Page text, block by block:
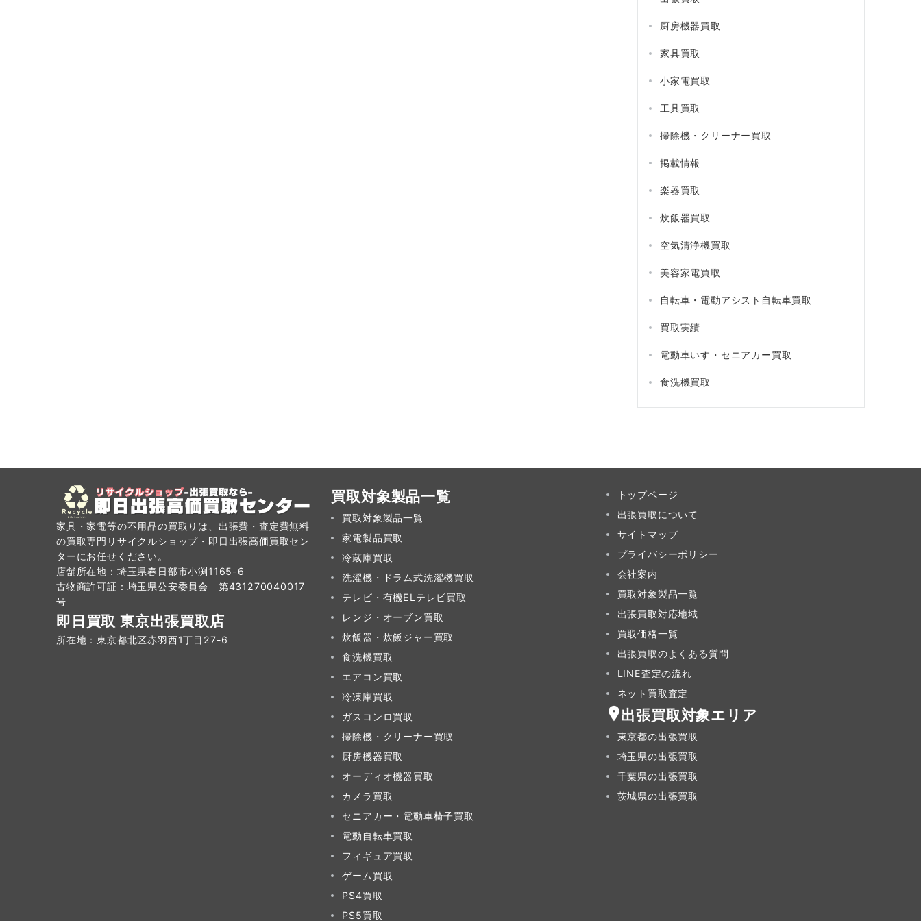
厨房機器買取
家具買取
小家電買取
工具買取
掃除機・クリーナー買取
掲載情報
楽器買取
炊飯器買取
空気清浄機買取
美容家電買取
自転車・電動アシスト自転車買取
買取実績
電動車いす・セニアカー買取
食洗機買取
家具・家電等の不用品の買取りは、出張費・査定費無料
の買取専門リサイクルショップ・即日出張高価買取セン
ターにお任せください。
店舗所在地：埼玉県春日部市小渕1165-6
古物商許可証：埼玉県公安委員会 第431270040017
号
即日買取 東京出張買取店
所在地：東京都北区赤羽西1丁目27-6
買取対象製品一覧
買取対象製品一覧
家電製品買取
冷蔵庫買取
洗濯機・ドラム式洗濯機買取
テレビ・有機ELテレビ買取
レンジ・オーブン買取
炊飯器・炊飯ジャー買取
食洗機買取
エアコン買取
冷凍庫買取
ガスコンロ買取
掃除機・クリーナー買取
厨房機器買取
オーディオ機器買取
カメラ買取
セニアカー・電動車椅子買取
電動自転車買取
フィギュア買取
ゲーム買取
PS4買取
PS5買取
トップページ
出張買取について
サイトマップ
プライバシーポリシー
会社案内
買取対象製品一覧
出張買取対応地域
買取価格一覧
出張買取のよくある質問
LINE査定の流れ
ネット買取査定
出張買取対象エリア
東京都の出張買取
埼玉県の出張買取
千葉県の出張買取
茨城県の出張買取